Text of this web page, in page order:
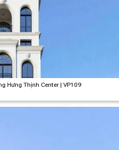
Hưng Thịnh Center | VP109